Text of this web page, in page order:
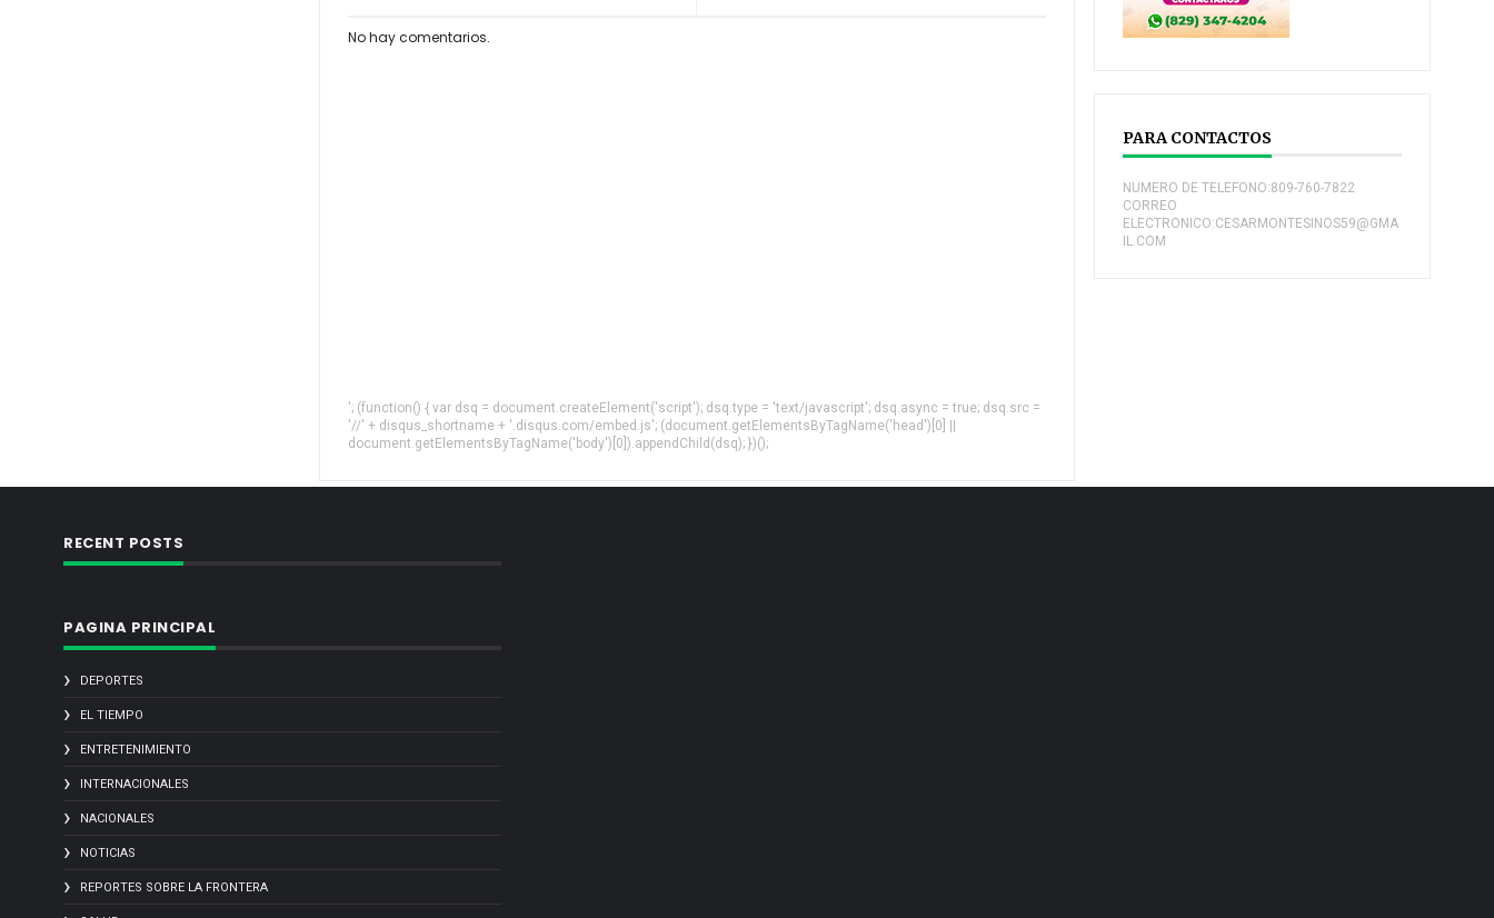
No hay comentarios.
'; (function() { var dsq = document.createElement('script'); dsq.type = 'text/javascript'; dsq.async = true; dsq.src =
'//' + disqus_shortname + '.disqus.com/embed.js'; (document.getElementsByTagName('head')[0] ||
document.getElementsByTagName('body')[0]).appendChild(dsq); })();
PARA CONTACTOS
NUMERO DE TELEFONO:809-760-7822
CORREO
ELECTRONICO:CESARMONTESINOS59@GMA
IL.COM
RECENT POSTS
PAGINA PRINCIPAL
DEPORTES
EL TIEMPO
ENTRETENIMIENTO
INTERNACIONALES
NACIONALES
NOTICIAS
REPORTES SOBRE LA FRONTERA